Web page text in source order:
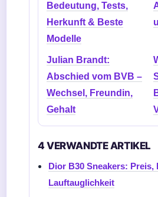
Bedeutung, Tests,
Herkunft & Beste
Modelle
Julian Brandt:
Abschied vom BVB –
Wechsel, Freundin,
Gehalt
4 VERWANDTE ARTIKEL
Dior B30 Sneakers:
Lauftauglichkeit